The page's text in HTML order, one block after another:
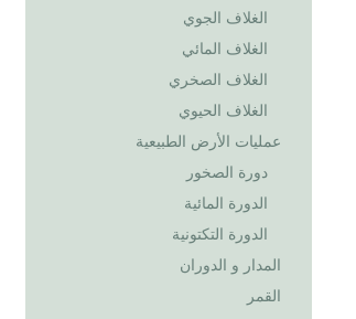
الغلاف الجوي
الغلاف المائي
الغلاف الصخري
الغلاف الحيوي
عمليات الأرض الطبيعية
دورة الصخور
الدورة المائية
الدورة التكتونية
المدار و الدوران
القمر